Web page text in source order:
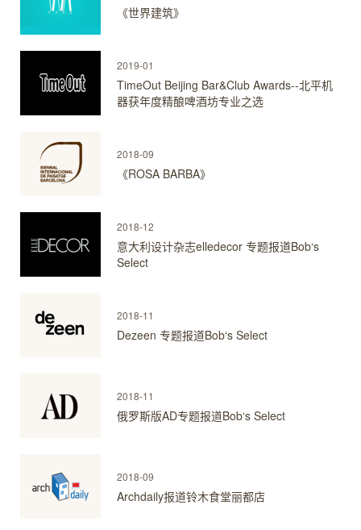
《世界建筑》
2019-01
TimeOut Beijing Bar&Club Awards--北平机
器获年度精酿啤酒坊专业之选
2018-09
《ROSA BARBA》
2018-12
意大利设计杂志elledecor 专题报道Bob‘s
Select
2018-11
Dezeen 专题报道Bob‘s Select
2018-11
俄罗斯版AD专题报道Bob‘s Select
2018-09
Archdaily报道铃木食堂丽都店